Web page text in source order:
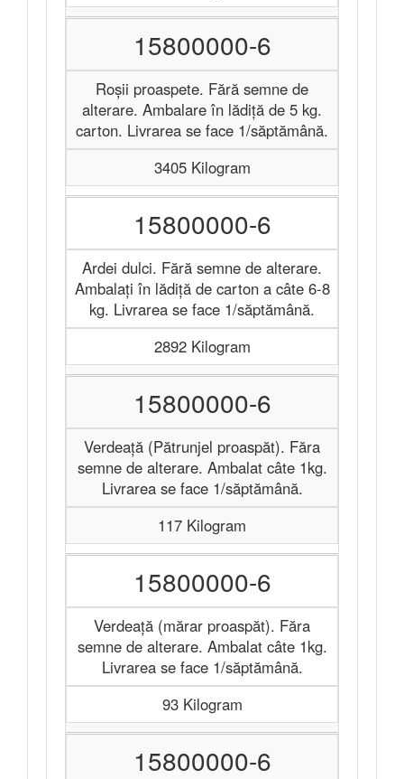
15800000-6
Roșii proaspete. Fără semne de
alterare. Ambalare în lădiță de 5 kg.
carton. Livrarea se face 1/săptămână.
3405 Kilogram
15800000-6
Ardei dulci. Fără semne de alterare.
Ambalați în lădiță de carton a câte 6-8
kg. Livrarea se face 1/săptămână.
2892 Kilogram
15800000-6
Verdeață (Pătrunjel proaspăt). Făra
semne de alterare. Ambalat câte 1kg.
Livrarea se face 1/săptămână.
117 Kilogram
15800000-6
Verdeață (mărar proaspăt). Făra
semne de alterare. Ambalat câte 1kg.
Livrarea se face 1/săptămână.
93 Kilogram
15800000-6